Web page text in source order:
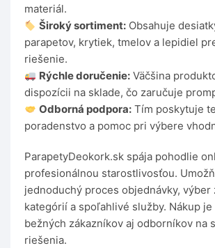
materiál.
Široký sortiment: Obsahuje
parapetov, krytiek, tmelov a lepidiel
riešenie.
Rýchle doručenie: Väčšina
dispozícii na sklade, čo zaručuje
Odborná podpora: Tím poskytuje
poradenstvo a pomoc pri výbere
ParapetyDeokork.sk spája pohodlie
profesionálnou starostlivosťou.
jednoduchý proces objednávky, výber
kategórií a spoľahlivé služby. Nákup
bežných zákazníkov aj odborníkov na
riešenia.